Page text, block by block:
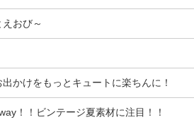
おび～
かけをもっとキュートに楽ちんに！
！！ビンテージ夏素材に注目！！